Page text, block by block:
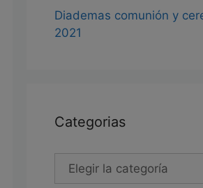
Diademas comunión y
2021
Categorias
Categorias